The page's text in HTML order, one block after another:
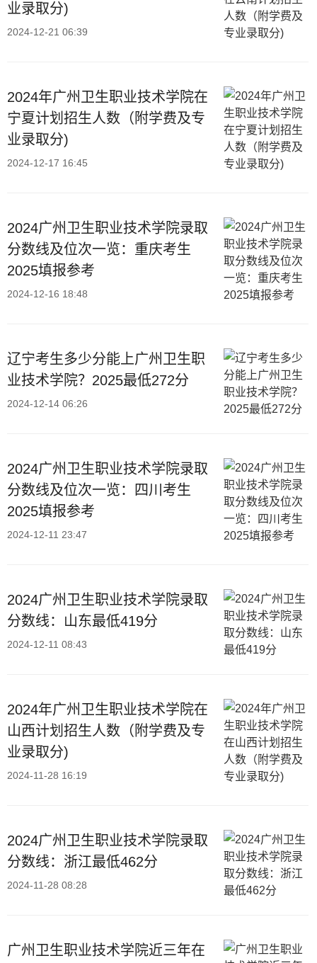
业录取分)
2024-12-21 06:39
2024年广州卫生职业技术学院在
宁夏计划招生人数（附学费及专
业录取分)
2024-12-17 16:45
2024广州卫生职业技术学院录取
分数线及位次一览：重庆考生
2025填报参考
2024-12-16 18:48
辽宁考生多少分能上广州卫生职
业技术学院？2025最低272分
2024-12-14 06:26
2024广州卫生职业技术学院录取
分数线及位次一览：四川考生
2025填报参考
2024-12-11 23:47
2024广州卫生职业技术学院录取
分数线：山东最低419分
2024-12-11 08:43
2024年广州卫生职业技术学院在
山西计划招生人数（附学费及专
业录取分)
2024-11-28 16:19
2024广州卫生职业技术学院录取
分数线：浙江最低462分
2024-11-28 08:28
广州卫生职业技术学院近三年在